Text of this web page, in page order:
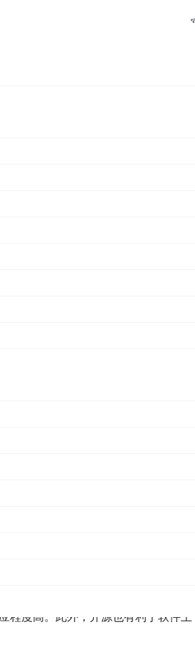
开源驱动的企业级软件
中的头部公司。
最初的多云管理平台软件提供商，逐
收购开源堡垒机JumpServer、自研
商业模式都是类似的license授权模
高等问题。
能够形成规模的销售分发，从而实现
每日访问量只有150左右，但是像开源
反向驱动了公司在产品发版迭代上的
市场进行了很好的教育，使得开源产
程度高。此外，开源也有利于软件上